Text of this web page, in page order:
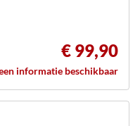
€ 99,90
informatie beschikbaar